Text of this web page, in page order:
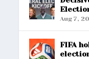
Aug 7,
FIFA